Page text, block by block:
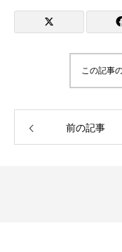
この記事
前の記事